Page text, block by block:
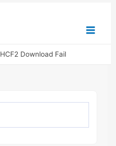
Menu
Download Fail